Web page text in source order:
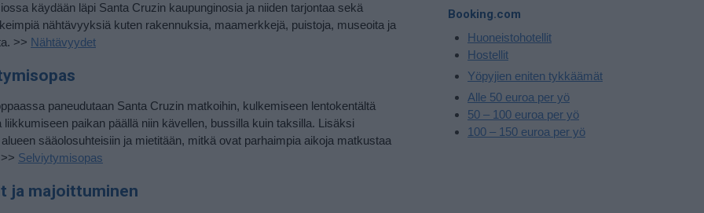
Booking.com
Huoneistohotellit
Hostellit
Yöpyjien eniten tykkäämät
Alle 50 euroa per yö
50 – 100 euroa per yö
100 – 150 euroa per yö
käydään läpi Santa Cruzin kaupunginosia ja niiden tarjontaa sekä
nähtävyyksiä kuten rakennuksia, maamerkkejä, puistoja, museoita ja
>> Nähtävyydet
paneudutaan Santa Cruzin matkoihin, kulkemiseen lentokentältä
liikkumiseen paikan päällä niin kävellen, bussilla kuin taksilla. Lisäksi
sääolosuhteisiin ja mietitään, mitkä ovat parhaimpia aikoja matkustaa
Selviytymisopas
ja majoittuminen